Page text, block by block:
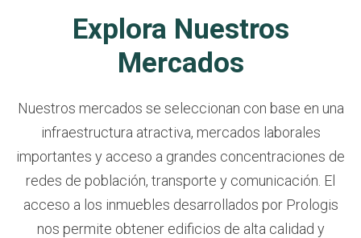
Explora Nuestros
Mercados
Nuestros mercados se seleccionan con base en una
infraestructura atractiva, mercados laborales
importantes y acceso a grandes concentraciones de
redes de población, transporte y comunicación. El
acceso a los inmuebles desarrollados por Prologis
nos permite obtener edificios de alta calidad y